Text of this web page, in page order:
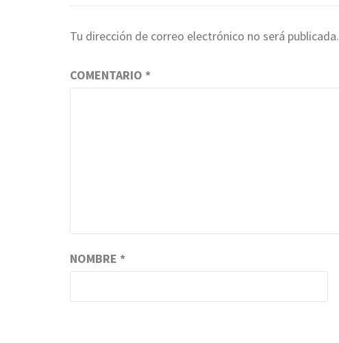
Tu dirección de correo electrónico no será publicada.
COMENTARIO *
NOMBRE *